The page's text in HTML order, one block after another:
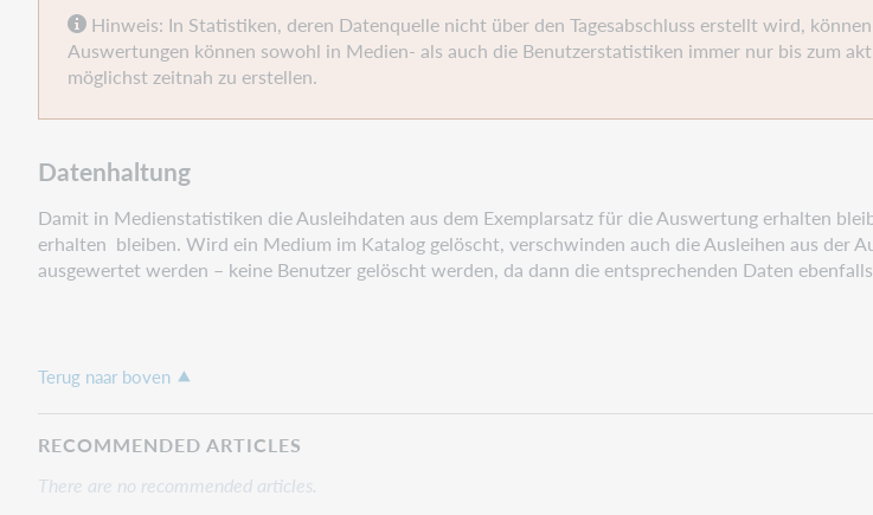
Hinweis: In Statistiken, deren Datenquelle nicht über den Tagesabschluss erstellt wird,
Auswertungen können sowohl in Medien- als auch die Benutzerstatistiken immer nur bis zum
möglichst zeitnah zu erstellen.
Datenhaltung
Damit in Medienstatistiken die Ausleihdaten aus dem Exemplarsatz für die Auswertung erhalten
erhalten bleiben. Wird ein Medium im Katalog gelöscht, verschwinden auch die Ausleihen aus der
ausgewertet werden – keine Benutzer gelöscht werden, da dann die entsprechenden Daten
Terug naar boven
RECOMMENDED ARTICLES
There are no recommended articles.